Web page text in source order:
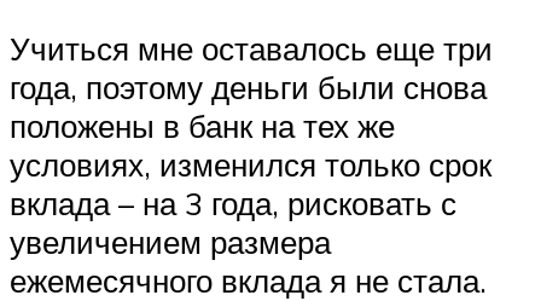
Учиться мне оставалось еще три
года, поэтому деньги были снова
положены в банк на тех же
условиях, изменился только срок
вклада – на 3 года, рисковать с
увеличением размера
ежемесячного вклада я не стала.